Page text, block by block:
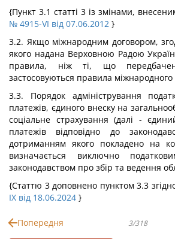
{Пункт 3.1 статті 3 із змінами,
№ 4915-VI від 07.06.2012 }
3.2. Якщо міжнародним договором,
якого надана Верховною Радою
правила, ніж ті, що
застосовуються правила міжнародного
3.3. Порядок адміністрування
платежів, єдиного внеску на
соціальне страхування (далі -
платежів відповідно до
дотриманням якого покладено на
визначається виключно
законодавством про збір та ведення
{Статтю 3 доповнено пунктом 3.3
IX від 18.06.2024 }
Попередня 3/318